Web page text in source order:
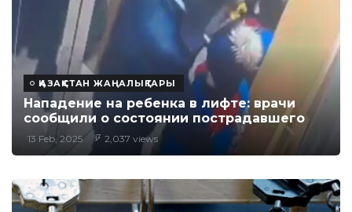
ҚАЗАҚСТАН ЖАҢАЛЫҚТАРЫ
Нападение на ребенка в лифте: врачи
сообщили о состоянии пострадавшего
13 Feb, 2025 2,037 views